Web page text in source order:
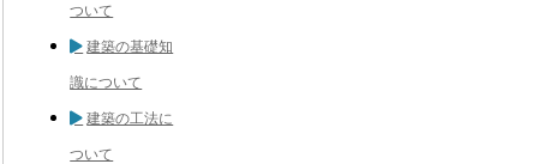
ついて
建築の基礎知
識について
建築の工法に
ついて